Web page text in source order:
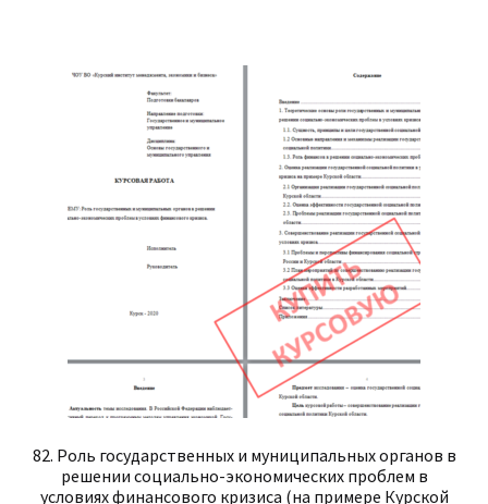
82. Роль государственных и муниципальных органов в
решении социально-экономических проблем в
условиях финансового кризиса (на примере Курской